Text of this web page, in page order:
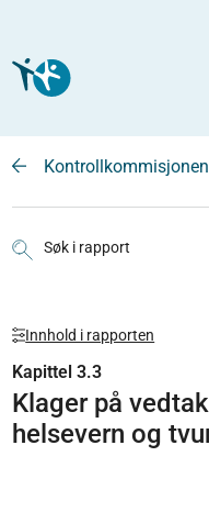
Søk i rapport
Innhold i rapporten
Kapittel 3.3
Klager på
helsevern og